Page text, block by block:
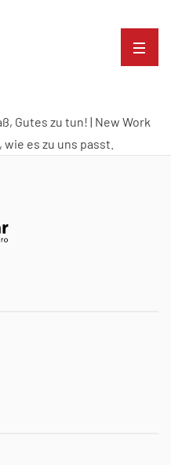
Gutes zu tun! | New Work
es zu uns passt.